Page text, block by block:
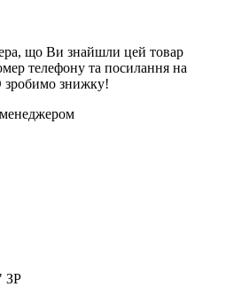
що Ви знайшли цей товар
телефону та посилання на
знижку!
менеджером
ЗР